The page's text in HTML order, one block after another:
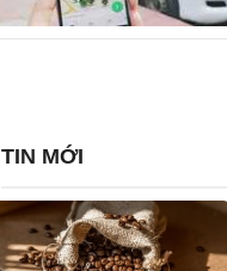
TIN MỚI